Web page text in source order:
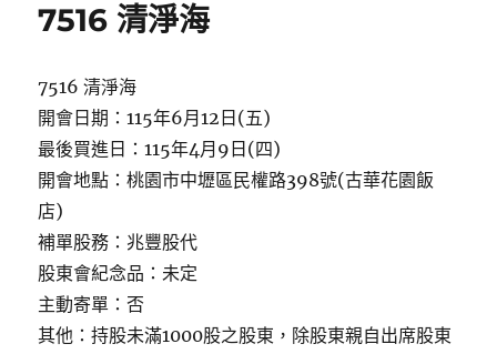
7516 清淨海
7516 清淨海
開會日期：115年6月12日(五)
最後買進日：115年4月9日(四)
開會地點：桃園市中壢區民權路398號(古華花園飯
店)
補單股務：兆豐股代
股東會紀念品：未定
主動寄單：否
其他：持股未滿1000股之股東，除股東親自出席股東